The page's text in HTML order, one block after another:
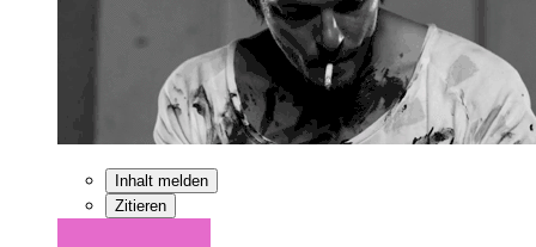
Inhalt melden
Zitieren